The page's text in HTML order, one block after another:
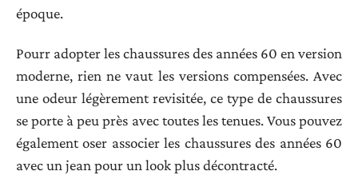
époque.
Pourr adopter les chaussures des années 60 en version
moderne, rien ne vaut les versions compensées. Avec
une odeur légèrement revisitée, ce type de chaussures
se porte à peu près avec toutes les tenues. Vous pouvez
également oser associer les chaussures des années 60
avec un jean pour un look plus décontracté.